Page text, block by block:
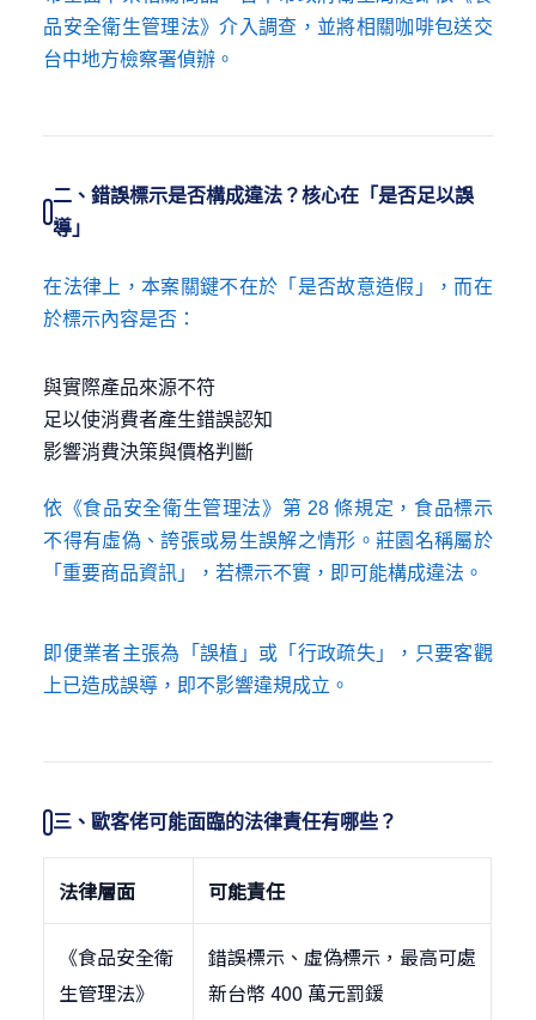
品安全衛生管理法》介入調查，並將相關咖啡包送交
台中地方檢察署偵辦。
二、錯誤標示是否構成違法？核心在「是否足以誤
導」
在法律上，本案關鍵不在於「是否故意造假」，而在
於標示內容是否：
與實際產品來源不符
足以使消費者產生錯誤認知
影響消費決策與價格判斷
依《食品安全衛生管理法》第 28 條規定，食品標示
不得有虛偽、誇張或易生誤解之情形。莊園名稱屬於
「重要商品資訊」，若標示不實，即可能構成違法。
即便業者主張為「誤植」或「行政疏失」，只要客觀
上已造成誤導，即不影響違規成立。
三、歐客佬可能面臨的法律責任有哪些？
法律層面 可能責任
《食品安全衛
生管理法》
錯誤標示、虛偽標示，最高可處
新台幣 400 萬元罰鍰